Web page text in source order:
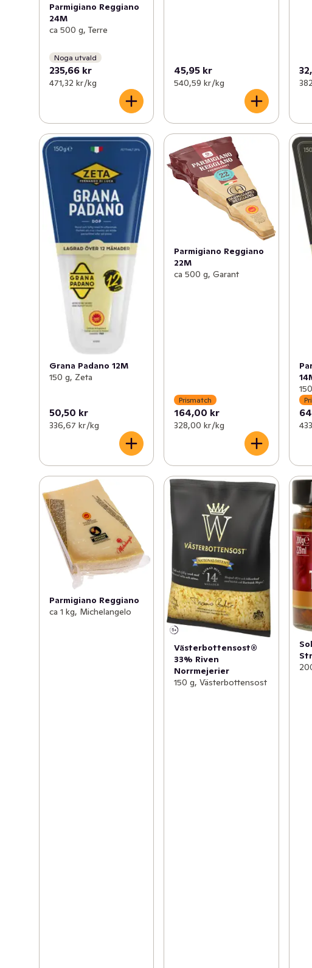
Parmigiano Reggiano
24M
ca 500 g, Terre
Noga utvald
235,66 kr
471,32 kr /kg
45,95 kr
540,59 kr /kg
Grana Padano 12M
150 g, Zeta
50,50 kr
336,67 kr /kg
Parmigiano Reggiano
22M
ca 500 g, Garant
Prismatch
164,00 kr
328,00 kr /kg
Parmigiano Reggiano
ca 1 kg, Michelangelo
Västerbottensost®
33% Riven
Norrmejerier
150 g, Västerbottensost